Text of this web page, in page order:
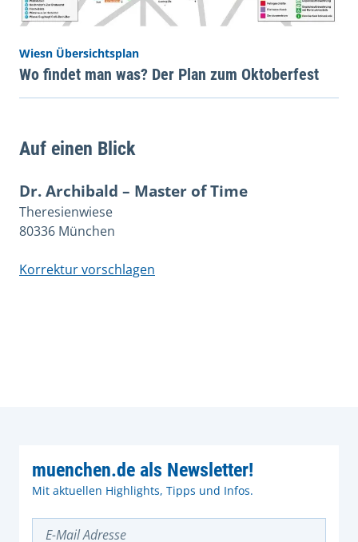
Wiesn Übersichtsplan
Wo findet man was? Der Plan zum Oktoberfest
Auf einen Blick
Dr. Archibald – Master of Time
Theresienwiese
80336 München
Korrektur vorschlagen
muenchen.de als Newsletter!
Mit aktuellen Highlights, Tipps und Infos.